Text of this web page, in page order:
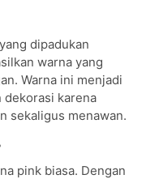
dipadukan
warna yang
Warna ini menjadi
dekorasi karena
sekaligus menawan.
pink biasa. Dengan